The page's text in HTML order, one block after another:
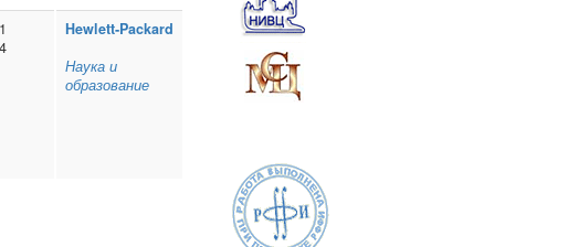
Hewlett‑Packard
Наука и
образование